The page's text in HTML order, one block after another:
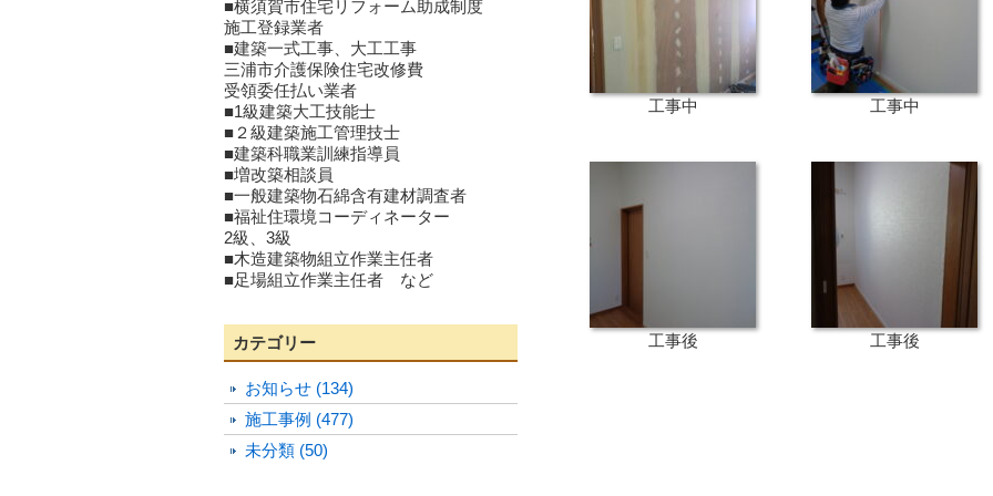
工事中 工事中
工事後 工事後
■横須賀市住宅リフォーム助成制度
施工登録業者
■建築一式工事、大工工事
三浦市介護保険住宅改修費
受領委任払い業者
■1級建築大工技能士
■２級建築施工管理技士
■建築科職業訓練指導員
■増改築相談員
■一般建築物石綿含有建材調査者
■福祉住環境コーディネーター
2級、3級
■木造建築物組立作業主任者
■足場組立作業主任者 など
カテゴリー
お知らせ (134)
施工事例 (477)
未分類 (50)